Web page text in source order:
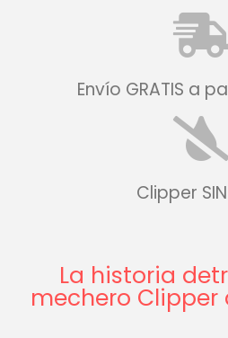
Envío GRATIS a
Clipper
La historia
mechero Clipper